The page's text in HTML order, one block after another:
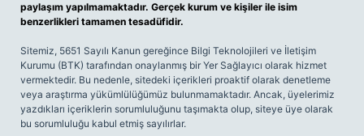
paylaşım yapılmamaktadır. Gerçek kurum ve kişiler ile isim
benzerlikleri tamamen tesadüfidir.
Sitemiz, 5651 Sayılı Kanun gereğince Bilgi Teknolojileri ve İletişim
Kurumu (BTK) tarafından onaylanmış bir Yer Sağlayıcı olarak hizmet
vermektedir. Bu nedenle, sitedeki içerikleri proaktif olarak denetleme
veya araştırma yükümlülüğümüz bulunmamaktadır. Ancak, üyelerimiz
yazdıkları içeriklerin sorumluluğunu taşımakta olup, siteye üye olarak
bu sorumluluğu kabul etmiş sayılırlar.